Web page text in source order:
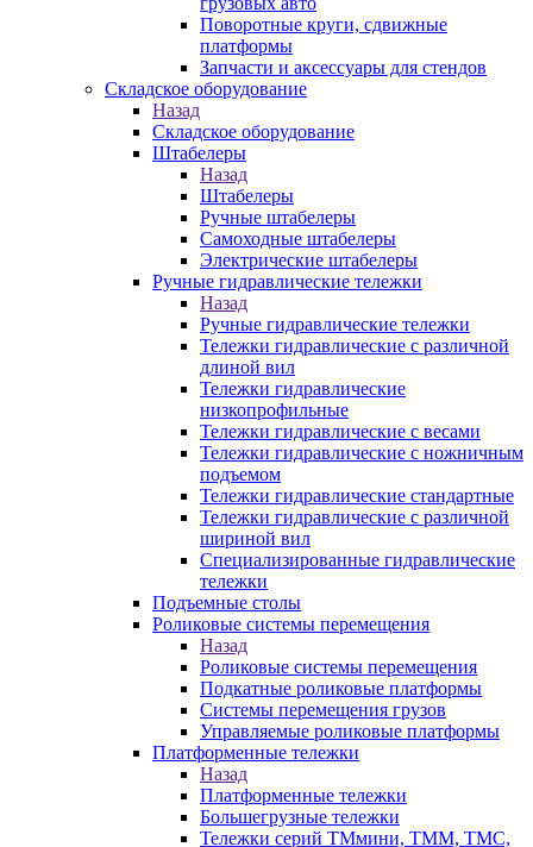
Поворотные круги, сдвижные
платформы
Запчасти и аксессуары для стендов
Складское оборудование
Назад
Складское оборудование
Штабелеры
Назад
Штабелеры
Ручные штабелеры
Самоходные штабелеры
Электрические штабелеры
Ручные гидравлические тележки
Назад
Ручные гидравлические тележки
Тележки гидравлические с различной
длиной вил
Тележки гидравлические
низкопрофильные
Тележки гидравлические с весами
Тележки гидравлические с ножничным
подъемом
Тележки гидравлические стандартные
Тележки гидравлические с различной
шириной вил
Специализированные гидравлические
тележки
Подъемные столы
Роликовые системы перемещения
Назад
Роликовые системы перемещения
Подкатные роликовые платформы
Системы перемещения грузов
Управляемые роликовые платформы
Платформенные тележки
Назад
Платформенные тележки
Большегрузные тележки
Тележки серий ТМмини, ТММ, ТМС,